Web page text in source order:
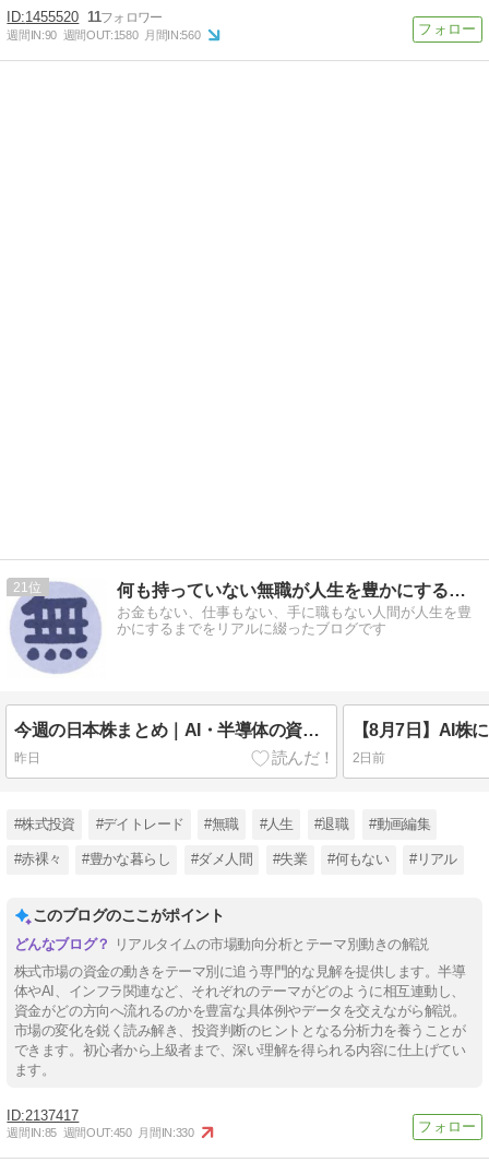
1455520 11
週間IN:90 週間OUT:1580 月間IN:560
21 何も持っていない無職が人生を豊かにするまで
お金もない、仕事もない、手に職もない人間が人生を豊
かにするまでをリアルに綴ったブログです
今週の日本株まとめ｜AI・半導体の資金はどこへ？1週間の動きから見えた次の注目テーマ
昨日 2日前
#株式投資 #デイトレード #無職 #人生 #退職 #動画編集
#赤裸々 #豊かな暮らし #ダメ人間 #失業 #何もない #リアル
このブログのここがポイント
リアルタイムの市場動向分析とテーマ別動きの解説
株式市場の資金の動きをテーマ別に追う専門的な見解を提供します。半導
体やAI、インフラ関連など、それぞれのテーマがどのように相互連動し、
資金がどの方向へ流れるのかを豊富な具体例やデータを交えながら解説。
市場の変化を鋭く読み解き、投資判断のヒントとなる分析力を養うことが
できます。初心者から上級者まで、深い理解を得られる内容に仕上げてい
ます。
2137417
週間IN:85 週間OUT:450 月間IN:330